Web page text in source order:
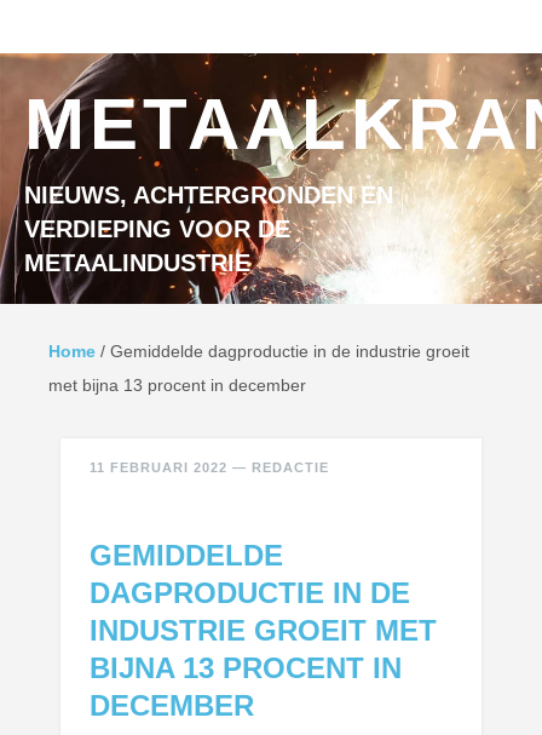
NIEUWS, ACHTERGRONDEN EN
VERDIEPING VOOR DE
METAALINDUSTRIE
Home / Gemiddelde dagproductie in de industrie groeit
met bijna 13 procent in december
11 FEBRUARI 2022 — REDACTIE
GEMIDDELDE
DAGPRODUCTIE IN DE
INDUSTRIE GROEIT MET
BIJNA 13 PROCENT IN
DECEMBER